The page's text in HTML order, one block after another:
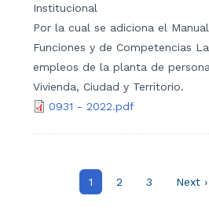
Institucional
Por la cual se adiciona el
Funciones y de Competencias
empleos de la planta de
Vivienda, Ciudad y Territorio.
0931 - 2022.pdf
Paginación
Página
actual
1 Página
2 Página
3 Next ›